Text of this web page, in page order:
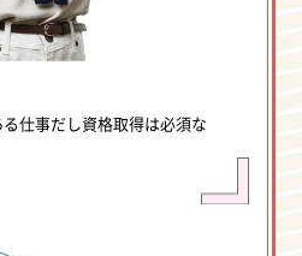
仕事だし資格取得は必須な